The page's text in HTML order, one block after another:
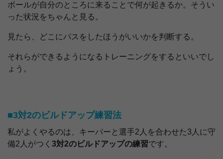
ボールが自分のところに来ることで何が起きるか。そうい
った状況をちゃんと見る。
見たら、どこにパスをしたほうがいいかを判断する。
それらができるようになるトレーニングをするといいでし
ょう。
■3対2のビルドアップ練習法
私がよくやるのは、キーパーと選手2人を合わせた3人に守
備2人がつく 3対2のビルドアップの練習です。